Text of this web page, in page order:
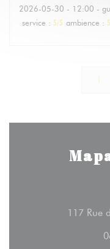
2026-05-30 - 12:00 -
service : 5/5 ambience : 5
1
117 Rue